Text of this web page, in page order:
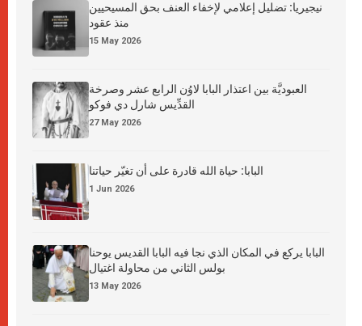
نيجيريا: تضليل إعلامي لإخفاء العنف بحق المسيحيين
منذ عقود
15 May 2026
العبوديَّة بين اعتذار البابا لاوُن الرابع عشر وصرخة
القدِّيس شارل دي فوكو
27 May 2026
البابا: حياة الله قادرة على أن تغيّر حياتنا
1 Jun 2026
البابا يركع في المكان الذي نجا فيه البابا القديس يوحنا
بولس الثاني من محاولة اغتيال
13 May 2026